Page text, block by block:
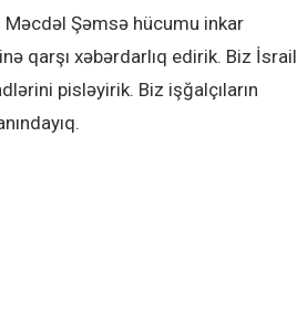
Məcdəl Şəmsə hücumu inkar
qarşı xəbərdarlıq edirik. Biz İsrail
pisləyirik. Biz işğalçıların